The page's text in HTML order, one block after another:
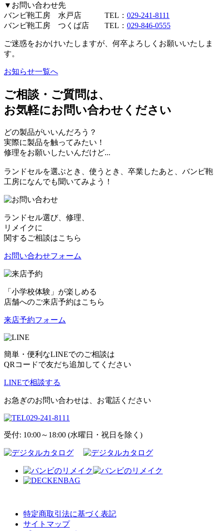
▼お問い合わせ先
バンビ鞄工房 水戸店 TEL： 029-241-8111
バンビ鞄工房 つくば店 TEL： 029-846-0555
ご迷惑をおかけいたしますが、何卒よろしくお願いいたしま
す。
お知らせ一覧へ
ご相談・ご質問は、
お気軽にお問い合わせください
どの製品がいいんだろう？
実際に製品を触ってみたい！
修理をお願いしたいんだけど...
ランドセルを選ぶとき、使うとき、卒業したあと、バンビ鞄
工房になんでも聞いてみよう！
ランドセル選び、修理、
リメイクに
関するご相談はこちら
お問い合わせフォーム
「小学校体験」が楽しめる
店舗へのご来店予約はこちら
来店予約フォーム
簡単・便利なLINEでのご相談は
QRコードで友だち追加してください
LINEで相談する
お急ぎのお問い合わせは、お電話ください
029-241-8111
受付: 10:00～18:00 (水曜日・祝日を除く)
特定商取引法に基づく表記
サイトマップ